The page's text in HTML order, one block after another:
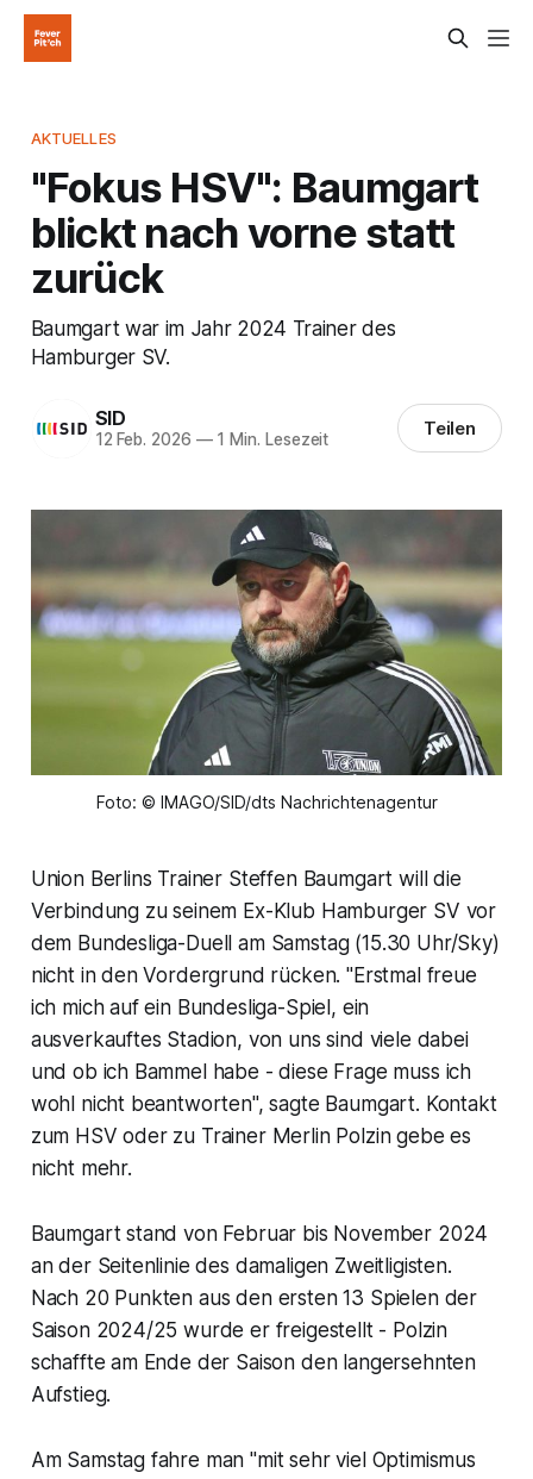
AKTUELLES
"Fokus HSV": Baumgart
blickt nach vorne statt
zurück
Baumgart war im Jahr 2024 Trainer des
Hamburger SV.
SID
12 Feb. 2026 —1 Min. Lesezeit Teilen
Foto: © IMAGO/SID/dts Nachrichtenagentur
Union Berlins Trainer Steffen Baumgart will die
Verbindung zu seinem Ex-Klub Hamburger SV vor
dem Bundesliga-Duell am Samstag (15.30 Uhr/Sky)
nicht in den Vordergrund rücken. "Erstmal freue
ich mich auf ein Bundesliga-Spiel, ein
ausverkauftes Stadion, von uns sind viele dabei
und ob ich Bammel habe - diese Frage muss ich
wohl nicht beantworten", sagte Baumgart. Kontakt
zum HSV oder zu Trainer Merlin Polzin gebe es
nicht mehr.
Baumgart stand von Februar bis November 2024
an der Seitenlinie des damaligen Zweitligisten.
Nach 20 Punkten aus den ersten 13 Spielen der
Saison 2024/25 wurde er freigestellt - Polzin
schaffte am Ende der Saison den langersehnten
Aufstieg.
Am Samstag fahre man "mit sehr viel Optimismus